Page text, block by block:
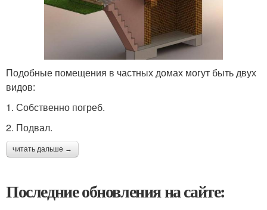
Подобные помещения в частных домах могут быть двух
видов:
1. Собственно погреб.
2. Подвал.
читать дальше →
Последние обновления на сайте: